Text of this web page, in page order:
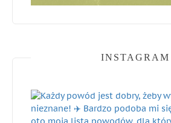
INSTAGRAM